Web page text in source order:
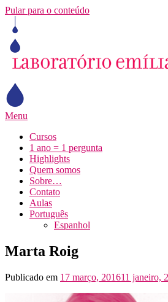
Pular para o conteúdo
Menu
Cursos
1 ano = 1 pergunta
Highlights
Quem somos
Sobre…
Contato
Aulas
Português
Espanhol
Marta Roig
Publicado em 17 março, 201611 janeiro,